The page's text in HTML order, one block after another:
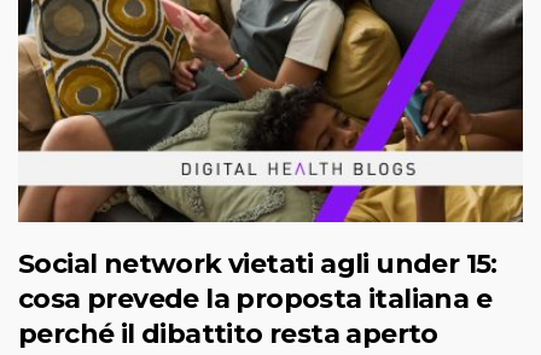
Social network vietati agli under 15:
cosa prevede la proposta italiana e
perché il dibattito resta aperto